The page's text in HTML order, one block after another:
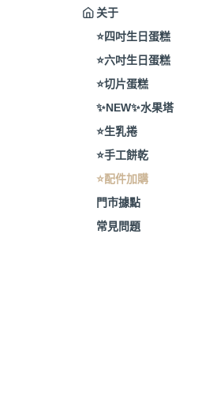
关于
⭐️四吋生日蛋糕
⭐️六吋生日蛋糕
⭐️切片蛋糕
✨NEW✨水果塔
⭐️生乳捲
⭐️手工餅乾
⭐️配件加購
門市據點
常見問題